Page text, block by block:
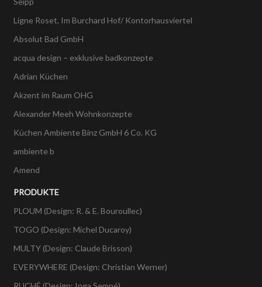
Ligne Roset, Im Burchard Hof/ Kontorhausviertel
Absolut Bad GmbH
acqua design – exklusive badkonzepte
Adrian Küchen
Akzent im Raum OHG
Alexander Meeh Wohnkonzepte
Küchen Ambiente Binz GmbH 6 Co. KG
ambiente b
Amend
PRODUKTE
PLOUM (Design: R. & E. Bouroullec)
TOGO (Design: Michel Ducaroy)
MULTY (Design: Claude Brisson)
EVERYWHERE (Design: Christian Werner)